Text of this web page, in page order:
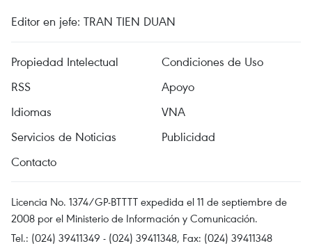
Editor en jefe: TRAN TIEN DUAN
Propiedad Intelectual
Condiciones de Uso
RSS
Apoyo
Idiomas
VNA
Servicios de Noticias
Publicidad
Contacto
Licencia No. 1374/GP-BTTTT expedida el 11 de septiembre de
2008 por el Ministerio de Información y Comunicación.
Tel.: (024) 39411349 - (024) 39411348, Fax: (024) 39411348